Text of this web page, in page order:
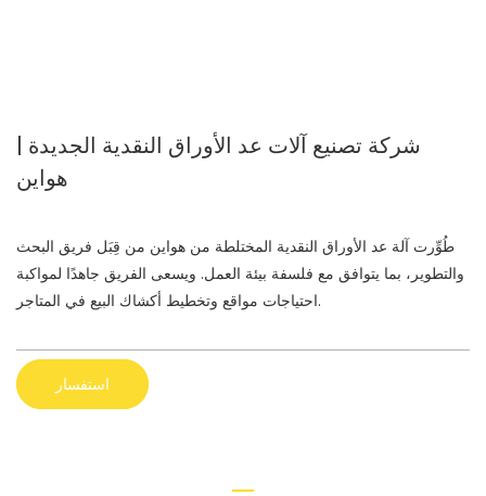
شركة تصنيع آلات عد الأوراق النقدية الجديدة |
هواين
طُوِّرت آلة عد الأوراق النقدية المختلطة من هواين من قِبَل فريق البحث
والتطوير، بما يتوافق مع فلسفة بيئة العمل. ويسعى الفريق جاهدًا لمواكبة
احتياجات مواقع وتخطيط أكشاك البيع في المتاجر.
استفسار